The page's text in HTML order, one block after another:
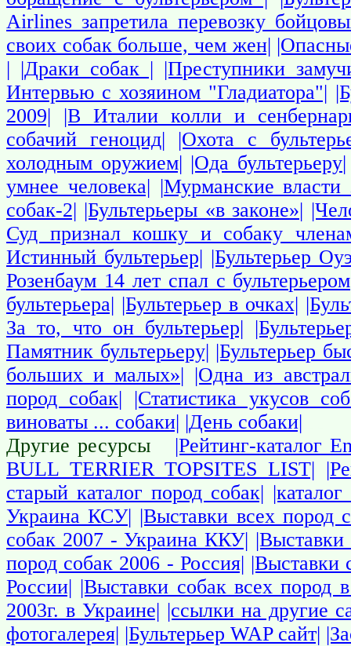
Airlines запретила перевозку
своих собак больше, чем жен|
| |Драки собак | |Преступники
Интервью с хозяином "Гладиатора"|
2009|
|В Италии колли и
собачий геноцид|
|Охота с
холодным оружием| |Ода бультерьеру|
умнее человека| |Мурманские власти
собак-2| |Бультерьеры «в законе»|
Суд признал кошку и собаку
Истинный бультерьер| |Бультерьер
Розенбаум 14 лет спал с
бультерьера| |Бультерьер в очках|
За то, что он бультерьер|
Памятник бультерьеру| |Бультерьер
больших и малых»| |Одна из
пород собак|
|Статистика укусов
виноваты ... собаки| |День собаки|
Другие ресурсы |Рейтинг-каталог
BULL TERRIER TOPSITES LIST|
старый каталог пород собак|
Украина КСУ| |Выставки всех пород
собак 2007 - Украина ККУ|
пород собак 2006 - Россия| |Выставки
России| |Выставки собак всех пород
2003г. в Украине| |ссылки на другие
фотогалерея| |Бультерьер WAP сайт|